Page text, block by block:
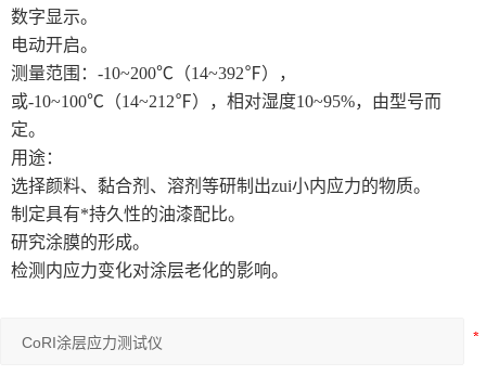
数字显示。
电动开启。
测量范围：-10~200℃（14~392℉），
或-10~100℃（14~212℉），相对湿度10~95%，由型号而
定。
用途：
选择颜料、黏合剂、溶剂等研制出zui小内应力的物质。
制定具有*持久性的油漆配比。
研究涂膜的形成。
检测内应力变化对涂层老化的影响。